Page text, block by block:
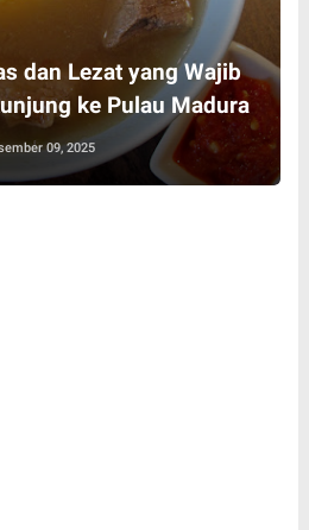
dan Lezat yang Wajib
ke Pulau Madura
09, 2025